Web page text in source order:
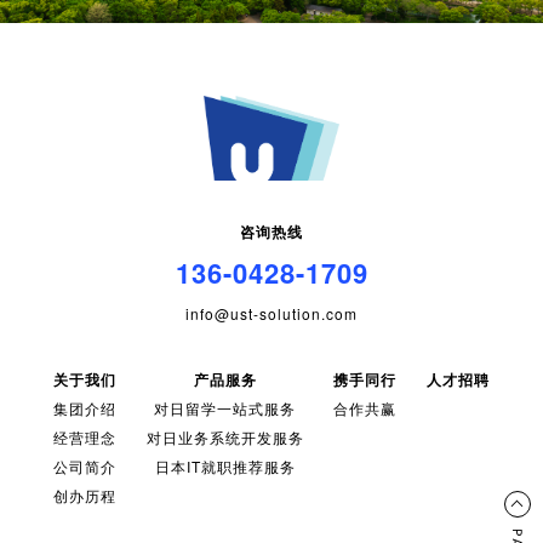
咨询热线
136-0428-1709
info@ust-solution.com
关于我们
集团介绍
经营理念
公司简介
创办历程
产品服务
对日留学一站式服务
对日业务系统开发服务
日本IT就职推荐服务
携手同行
合作共赢
人才招聘